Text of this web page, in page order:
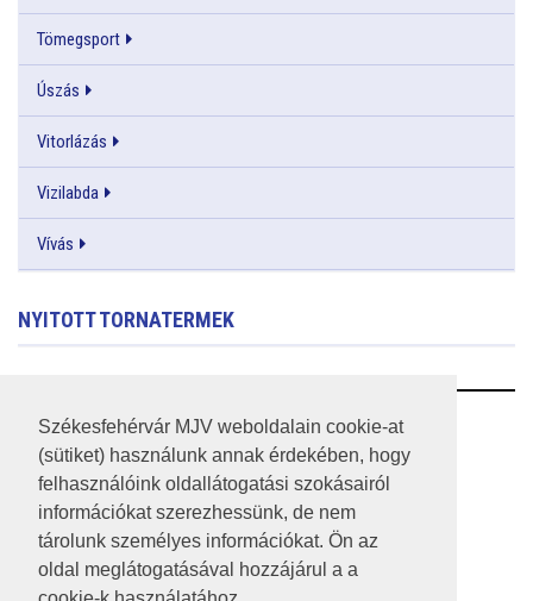
Székesfehérvár MJV weboldalain cookie-at
(sütiket) használunk annak érdekében, hogy
felhasználóink oldallátogatási szokásairól
információkat szerezhessünk, de nem
tárolunk személyes információkat. Ön az
oldal meglátogatásával hozzájárul a a
Tömegsport
Úszás
Vitorlázás
Vizilabda
Vívás
NYITOTT TORNATERMEK
RSS
A HONLAP 2017.03.31-I ÁLLAPOTA
JOGI NYILATKOZAT
IMPRESSZUM